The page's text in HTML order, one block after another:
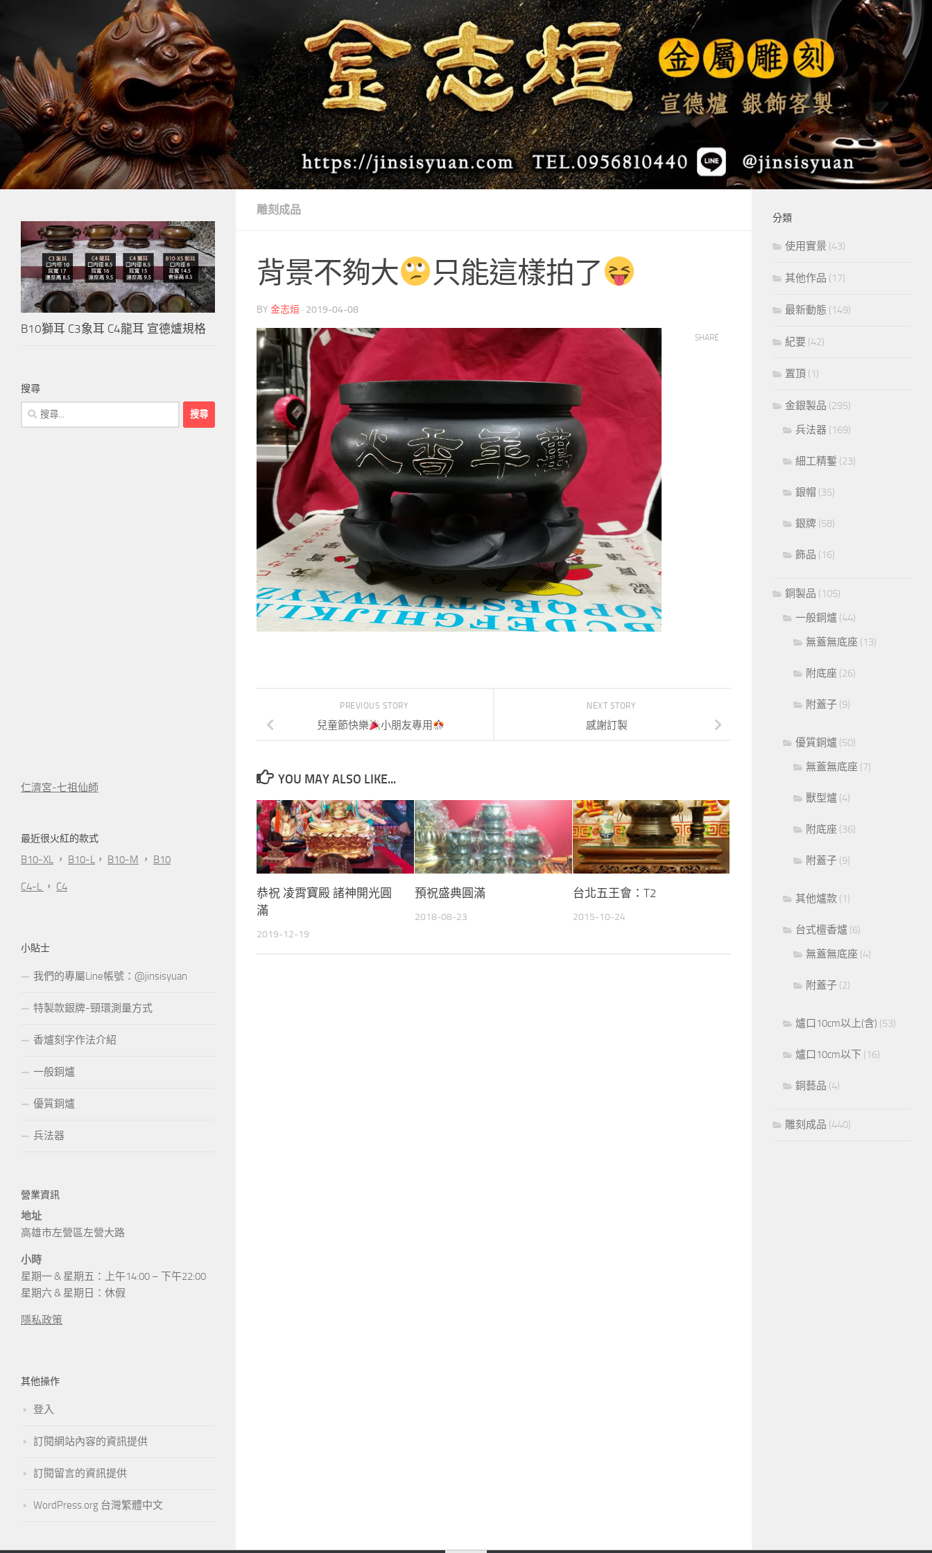
雕刻成品
背景不夠大 只能這樣拍了
BY 金志烜 · 2019-04-08
SHARE
NEXT STORY
感謝訂製
PREVIOUS STORY
兒童節快樂 小朋友專用
YOU MAY ALSO LIKE...
恭祝 凌霄寶殿 諸神開光圓
滿
2019-12-19
預祝盛典圓滿
2018-08-23
台北五王會：T2
2015-10-24
B10獅耳 C3象耳 C4龍耳 宣德爐規格
搜尋
搜
尋
仁濟宮-七祖仙師
最近很火紅的款式
B10-XL ， B10-L ， B10-M ， B10
C4-L ， C4
小貼士
我們的專屬Line帳號：@jinsisyuan
特製款銀牌-頸環測量方式
香爐刻字作法介紹
一般銅爐
優質銅爐
兵法器
營業資訊
地址
高雄市左營區左營大路
小時
星期一 & 星期五：上午14:00 – 下午22:00
星期六 & 星期日：休假
隱私政策
其他操作
登入
訂閱網站內容的資訊提供
訂閱留言的資訊提供
WordPress.org 台灣繁體中文
分類
使用實景 (43)
其他作品 (17)
最新動態 (149)
紀要 (42)
置頂 (1)
金銀製品 (295)
兵法器 (169)
細工精鏨 (23)
銀帽 (35)
銀牌 (58)
飾品 (16)
銅製品 (105)
一般銅爐 (44)
無蓋無底座 (13)
附底座 (26)
附蓋子 (9)
優質銅爐 (50)
無蓋無底座 (7)
獸型爐 (4)
附底座 (36)
附蓋子 (9)
其他爐款 (1)
台式檀香爐 (6)
無蓋無底座 (4)
附蓋子 (2)
爐口10cm以上(含) (53)
爐口10cm以下 (16)
銅藝品 (4)
雕刻成品 (440)